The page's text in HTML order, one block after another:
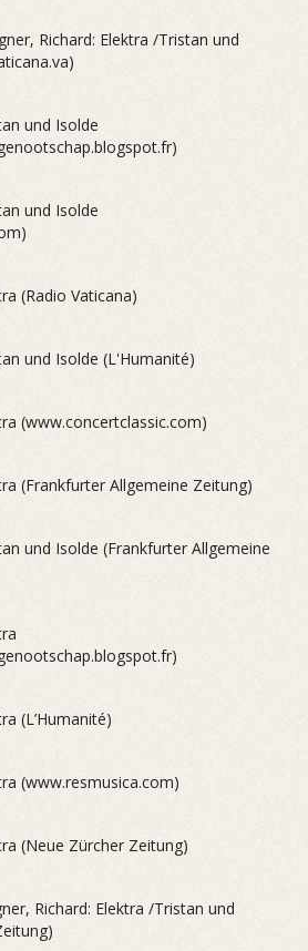
Richard: Elektra /Tristan und
und Isolde
und Isolde
(Radio Vaticana)
und Isolde (L'Humanité)
(www.concertclassic.com)
(Frankfurter Allgemeine Zeitung)
und Isolde (Frankfurter Allgemeine
(L’Humanité)
(www.resmusica.com)
(Neue Zürcher Zeitung)
Richard: Elektra /Tristan und